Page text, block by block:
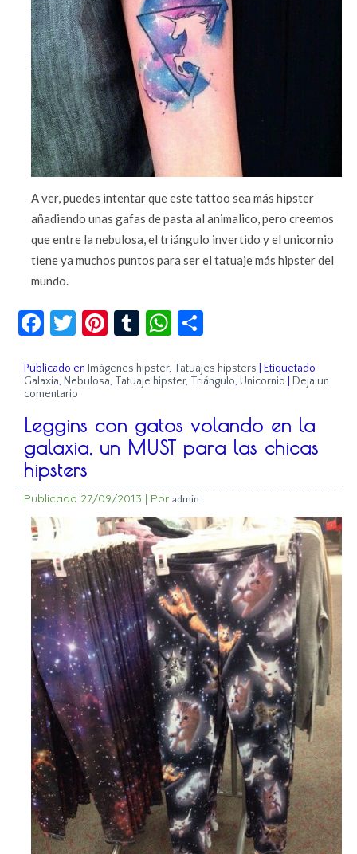
A ver, puedes intentar que este tattoo sea más hipster
añadiendo unas gafas de pasta al animalico, pero creemos
que entre la nebulosa, el triángulo invertido y el unicornio
tiene ya muchos puntos para ser el tatuaje más hipster del
mundo.
Facebook
Twitter
Pinterest
TumblrWhatsApp
Publicado en Imágenes hipster, Tatuajes hipsters |Etiquetado
Galaxia, Nebulosa, Tatuaje hipster, Triángulo, Unicornio
Deja un
comentario
Leggins con gatos volando en la
galaxia, un MUST para las chicas
hipsters
Publicado 27/09/2013 | Por admin